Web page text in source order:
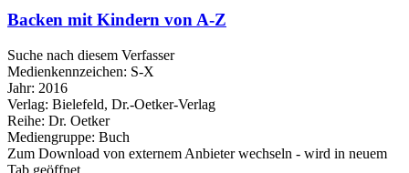
Backen mit Kindern von A-Z
Suche nach diesem Verfasser
Medienkennzeichen: S-X
Jahr: 2016
Verlag: Bielefeld, Dr.-Oetker-Verlag
Reihe: Dr. Oetker
Mediengruppe: Buch
Zum Download von externem Anbieter wechseln - wird in neuem
Tab geöffnet